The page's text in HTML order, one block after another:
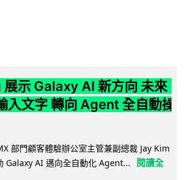
示 Galaxy AI 新方向 未來
入文字 轉向 Agent 全自動操
部門顧客體驗辦公室主管兼副總裁 Jay Kim
Galaxy AI 邁向全自動化 Agent...
閱讀全